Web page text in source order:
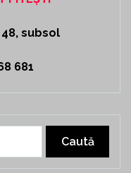
subsol
681